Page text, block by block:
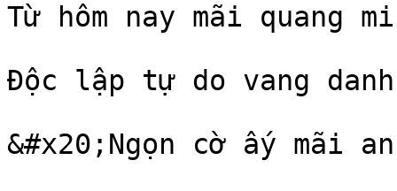
Từ hôm nay mãi quang
Độc lập tự do vang danh
&#x20;Ngọn cờ ấy mãi